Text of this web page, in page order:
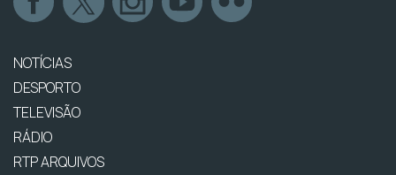
NOTÍCIAS
DESPORTO
TELEVISÃO
RÁDIO
RTP ARQUIVOS